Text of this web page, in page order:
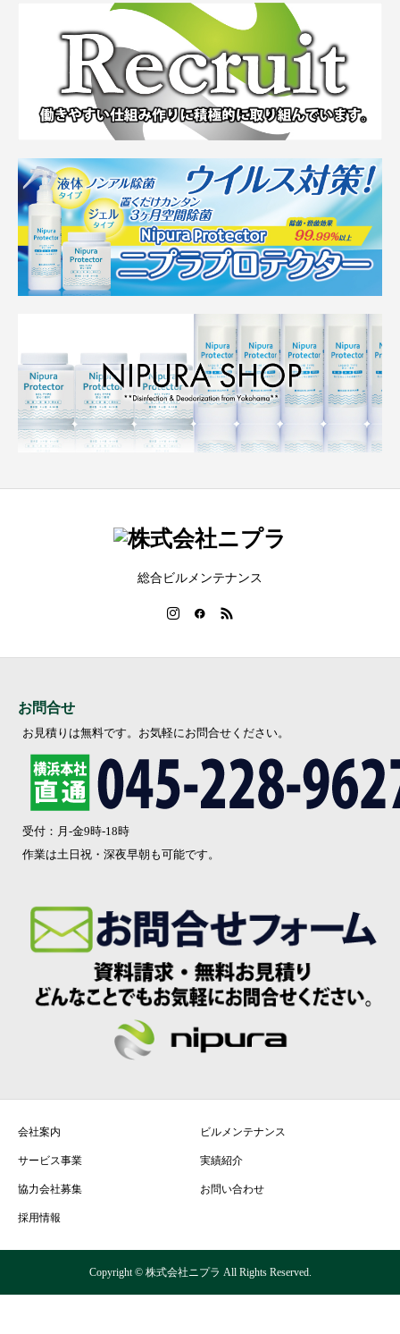
総合ビルメンテナンス
お問合せ
お見積りは無料です。お気軽にお問合せください。
受付：月-金9時-18時
作業は土日祝・深夜早朝も可能です。
会社案内 ビルメンテナンス
サービス事業 実績紹介
協力会社募集 お問い合わせ
採用情報
Copyright © 株式会社ニプラ All Rights Reserved.